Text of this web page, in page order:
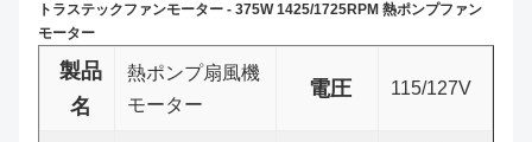
トラステックファンモーター - 375W 1425/1725RPM 熱ポンプファン
モーター
製品
名
熱ポンプ扇風機
モーター
電圧 115/127V